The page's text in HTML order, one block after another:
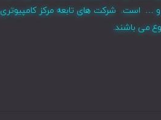
است. شرکت های تابعه مرکز
می باشند.